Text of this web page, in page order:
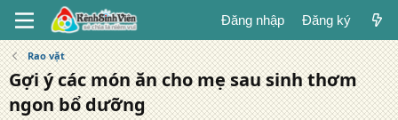
Đăng nhập Đăng ký
Rao vặt
Gợi ý các món ăn cho mẹ sau sinh thơm
ngon bổ dưỡng